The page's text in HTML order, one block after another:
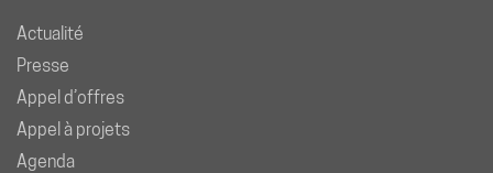
Actualité
Presse
Appel d’offres
Appel à projets
Agenda